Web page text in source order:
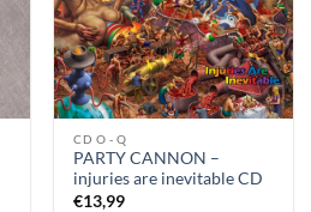
CD O - Q
PARTY CANNON –
injuries are inevitable CD
€13,99